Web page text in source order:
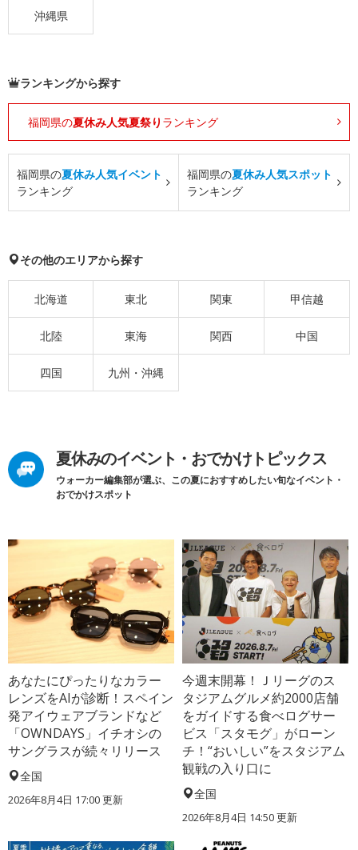
沖縄県
ランキングから探す
福岡県の夏休み人気夏祭り ランキング
福岡県の夏休み人気イベント
ランキング
福岡県の夏休み人気スポット
ランキング
その他のエリアから探す
北海道 東北 関東 甲信越
北陸 東海 関西 中国
四国 九州・沖縄
夏休みのイベント・おでかけトピックス
ウォーカー編集部が選ぶ、この夏におすすめしたい旬なイベント・
おでかけスポット
あなたにぴったりなカラー
レンズをAIが診断！スペイン
発アイウェアブランドなど
「OWNDAYS」イチオシの
サングラスが続々リリース
全国
2026年8月4日 17:00更新
今週末開幕！Ｊリーグのス
タジアムグルメ約2000店舗
をガイドする食べログサー
ビス「スタモグ」がローン
チ！“おいしい”をスタジアム
観戦の入り口に
全国
2026年8月4日 14:50更新